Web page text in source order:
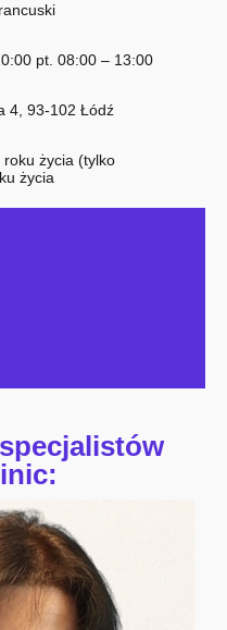
pt. 08:00 – 13:00
4, 93-102 Łódź
roku życia (tylko
życia